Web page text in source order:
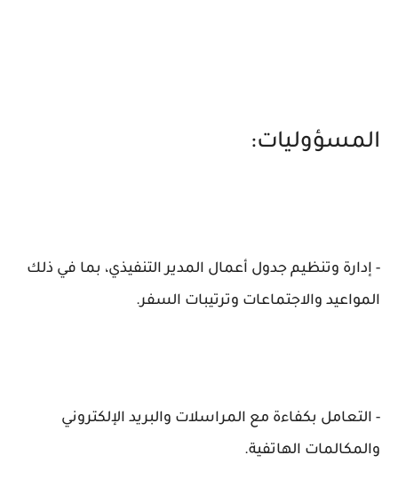
المسؤوليات:
- إدارة وتنظيم جدول أعمال المدير التنفيذي، بما في ذلك
المواعيد والاجتماعات وترتيبات السفر.
- التعامل بكفاءة مع المراسلات والبريد الإلكتروني
والمكالمات الهاتفية.